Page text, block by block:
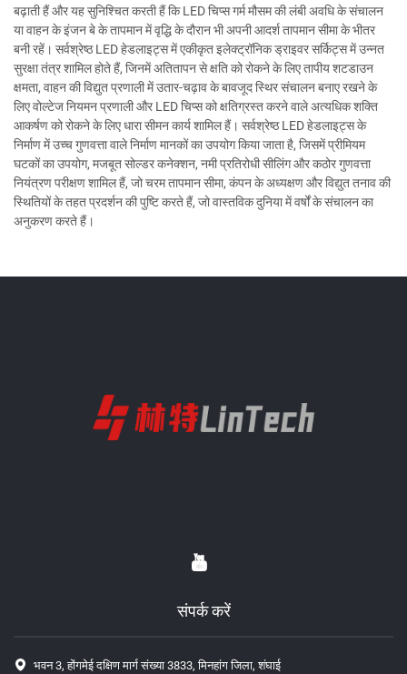
बढ़ाती हैं और यह सुनिश्चित करती हैं कि LED चिप्स गर्म मौसम की लंबी अवधि के संचालन
या वाहन के इंजन बे के तापमान में वृद्धि के दौरान भी अपनी आदर्श तापमान सीमा के भीतर
बनी रहें। सर्वश्रेष्ठ LED हेडलाइट्स में एकीकृत इलेक्ट्रॉनिक ड्राइवर सर्किट्स में उन्नत
सुरक्षा तंत्र शामिल होते हैं, जिनमें अतितापन से क्षति को रोकने के लिए तापीय शटडाउन
क्षमता, वाहन की विद्युत प्रणाली में उतार-चढ़ाव के बावजूद स्थिर संचालन बनाए रखने के
लिए वोल्टेज नियमन प्रणाली और LED चिप्स को क्षतिग्रस्त करने वाले अत्यधिक शक्ति
आकर्षण को रोकने के लिए धारा सीमन कार्य शामिल हैं। सर्वश्रेष्ठ LED हेडलाइट्स के
निर्माण में उच्च गुणवत्ता वाले निर्माण मानकों का उपयोग किया जाता है, जिसमें प्रीमियम
घटकों का उपयोग, मजबूत सोल्डर कनेक्शन, नमी प्रतिरोधी सीलिंग और कठोर गुणवत्ता
नियंत्रण परीक्षण शामिल हैं, जो चरम तापमान सीमा, कंपन के अध्यक्षण और विद्युत तनाव की
स्थितियों के तहत प्रदर्शन की पुष्टि करते हैं, जो वास्तविक दुनिया में वर्षों के संचालन का
अनुकरण करते हैं।
संपर्क करें
भवन 3, होंगमेई दक्षिण मार्ग संख्या 3833, मिनहांग जिला, शंघाई